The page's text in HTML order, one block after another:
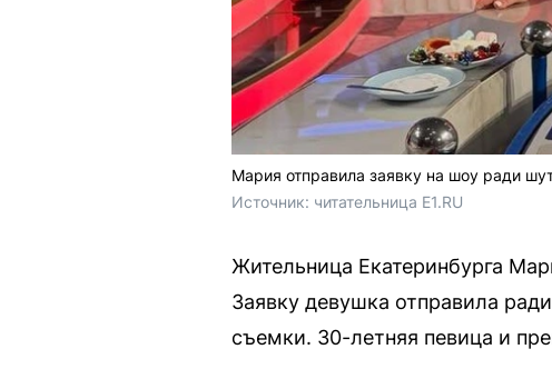
Мария отправила заявку на шоу ради
Источник: читательница E1.RU
Жительница Екатеринбурга
Заявку девушка отправила
съемки. 30-летняя певица и